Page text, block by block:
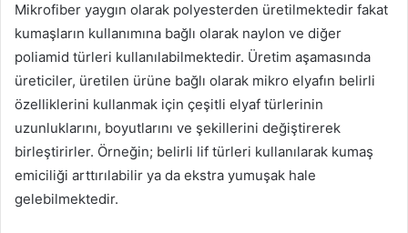
Mikrofiber yaygın olarak polyesterden üretilmektedir fakat
kumaşların kullanımına bağlı olarak naylon ve diğer
poliamid türleri kullanılabilmektedir. Üretim aşamasında
üreticiler, üretilen ürüne bağlı olarak mikro elyafın belirli
özelliklerini kullanmak için çeşitli elyaf türlerinin
uzunluklarını, boyutlarını ve şekillerini değiştirerek
birleştirirler. Örneğin; belirli lif türleri kullanılarak kumaş
emiciliği arttırılabilir ya da ekstra yumuşak hale
gelebilmektedir.